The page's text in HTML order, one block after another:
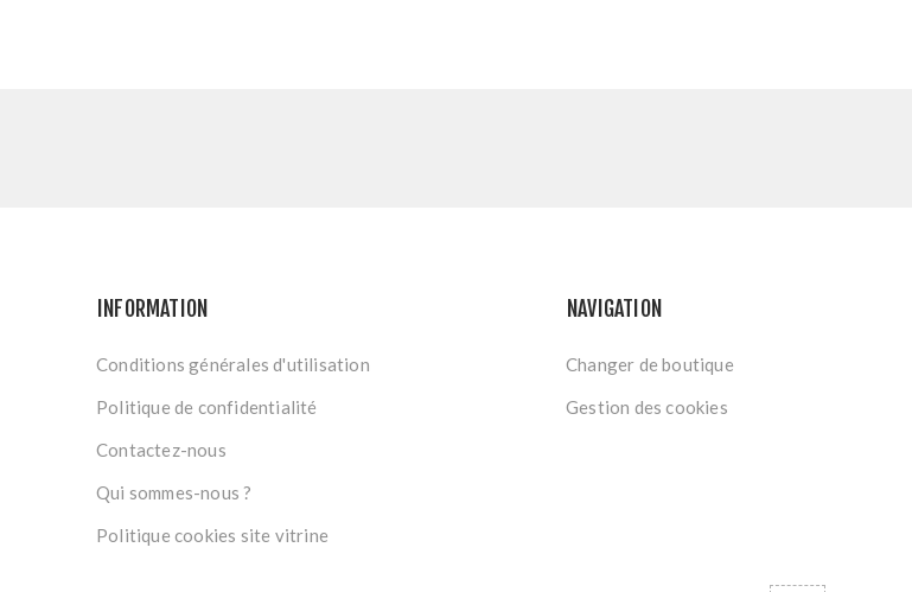
INFORMATION
Conditions générales d'utilisation
Politique de confidentialité
Contactez-nous
Qui sommes-nous ?
Politique cookies site vitrine
NAVIGATION
Changer de boutique
Gestion des cookies